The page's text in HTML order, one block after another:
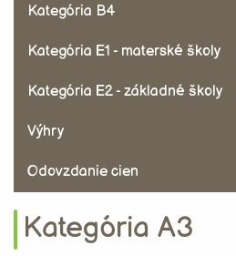
Kategória B4
Kategória E1 - materské školy
Kategória E2 - základné školy
Výhry
Odovzdanie cien
Kategória A3